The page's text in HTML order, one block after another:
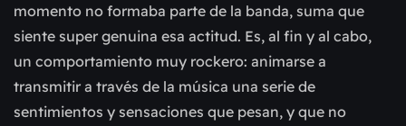
momento no formaba parte de la banda, suma que
siente super genuina esa actitud. Es, al fin y al cabo,
un comportamiento muy rockero: animarse a
transmitir a través de la música una serie de
sentimientos y sensaciones que pesan, y que no